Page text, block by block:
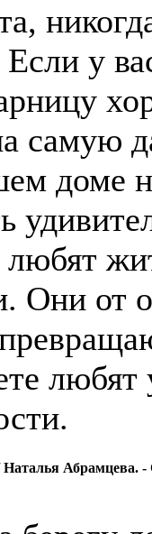
у
самую
доме
любят
от
Абрамцева. -